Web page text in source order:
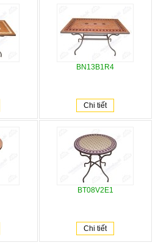
BN13B1R4
Chi tiết
BT08V2E1
Chi tiết